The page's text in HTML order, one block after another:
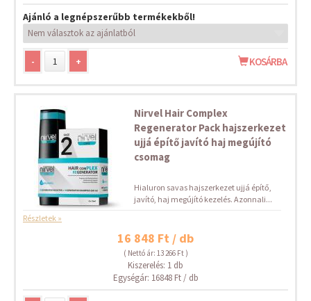
Ajánló a legnépszerűbb termékekből!
- + KOSÁRBA
Nirvel Hair Complex
Regenerator Pack hajszerkezet
ujjá építő javító haj megújító
csomag
Hialuron savas hajszerkezet ujjá építő,
javító, haj megújító kezelés. Azonnali...
Részletek »
16 848 Ft / db
( Nettó ár: 13 266 Ft )
Kiszerelés: 1 db
Egységár: 16848 Ft / db